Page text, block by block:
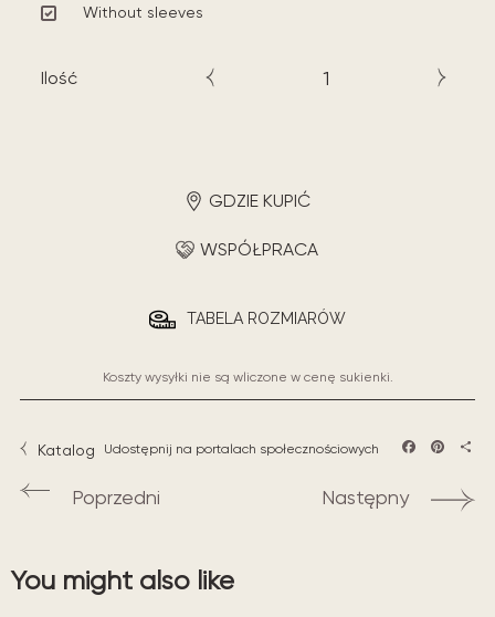
Without sleeves
Ilość
GDZIE KUPIĆ
WSPÓŁPRACA
TABELA ROZMIARÓW
Koszty wysyłki nie są wliczone w cenę sukienki.
Katalog Udostępnij na portalach społecznościowych
Poprzedni Następny
You might also like